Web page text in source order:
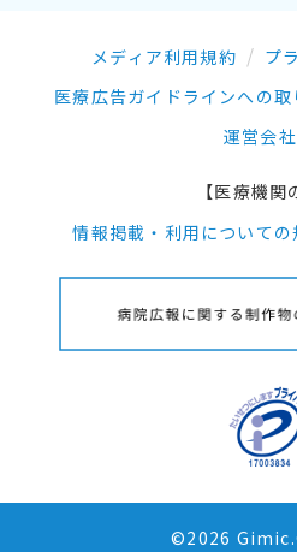
メディア利用規約
プ
医療広告ガイドラインへの取
運営会社
【医療機関
情報掲載・利用についての
©2026